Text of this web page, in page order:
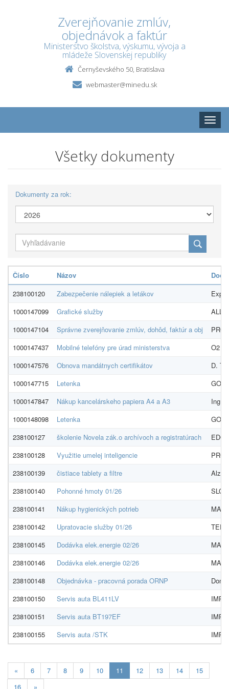
Zverejňovanie zmlúv,
objednávok a faktúr
Ministerstvo školstva, výskumu, vývoja a
mládeže Slovenskej republiky
Černyševského 50, Bratislava
webmaster@minedu.sk
Toggle
Všetky dokumenty
Dokumenty za rok:
Číslo Názov
238100120
Zabezpečenie nálepiek a letákov
1000147099
Grafické služby
ALLT
1000147104
Správne zverejňovanie zmlúv, dohôd, faktúr a obj
1000147437
Mobilné telefóny pre úrad ministerstva
O2
1000147576
Obnova mandátnych certifikátov
D.
1000147715
Letenka
GO
1000147847
Nákup kancelárskeho papiera A4 a A3
Ing.
1000148098
Letenka
GO
238100127
školenie Novela zák.o archívoch a registratúrach
238100128
Využitie umelej inteligencie
238100139
čistiace tablety a filtre
238100140
Pohonné hmoty 01/26
238100141
Nákup hygienických potrieb
238100142
Upratovacie služby 01/26
238100145
Dodávka elek.energie 02/26
238100146
Dodávka elek.energie 02/26
238100148
Objednávka - pracovná porada ORNP
238100150
Servis auta BL411LV
238100151
Servis auta BT197EF
238100155
Servis auta /STK
« 6 7 8 9 10 11 Aktualna-
stranka
12 13 14
15
16
»